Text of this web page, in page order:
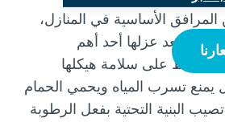
الأساسية في المنازل،
ويعد عزلها أحد أهم
على سلامة هيكلها
يمنع تسرب المياه ويحمي الحمام
البنية التحتية بفعل الرطوبة